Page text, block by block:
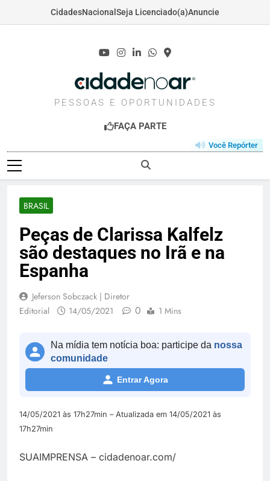
CidadesNacional Seja Licenciado(a)Anuncie
CIDADENOAR.COM
PESSOAS E OPORTUNIDADES
FAÇA PARTE
Você Repórter
BRASIL
Peças de Clarissa Kalfelz
são destaques no Irã e na
Espanha
Jeferson Sobczack | Diretor
Editorial
14/05/2021 0 1 Mins
Na mídia tem notícia boa: participe da nossa
comunidade
Entrar Agora
14/05/2021 às 17h27min – Atualizada em 14/05/2021 às
17h27min
SUAIMPRENSA – cidadenoar.com/